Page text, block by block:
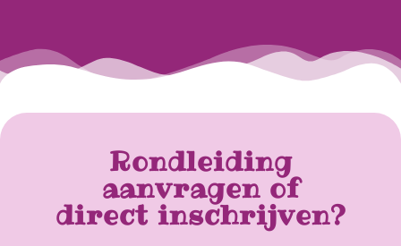
Rondleiding
aanvragen of
direct inschrijven?